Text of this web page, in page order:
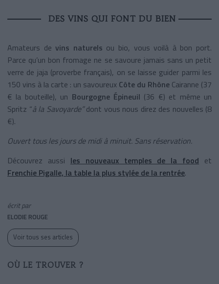
DES VINS QUI FONT DU BIEN
Amateurs devins naturels ou bio, vous voilà à bon port.
Parce qu’un bon fromage ne se savoure jamais sans un petit
verre de jaja (proverbe français), on se laisse guider parmi les
150 vins à la carte : un savoureux Côte du Rhône Cairanne (37
€ la bouteille), un Bourgogne Épineuil (36 €) et même un
Spritz “à la Savoyarde”dont vous nous direz des nouvelles (8
€).
Ouvert tous les jours de midi à minuit. Sans réservation.
Découvrez aussi les nouveaux temples de la food et
Frenchie Pigalle, la table la plus stylée de la rentrée.
écrit par
ELODIE ROUGE
Voir tous ses articles
OÙ LE TROUVER ?